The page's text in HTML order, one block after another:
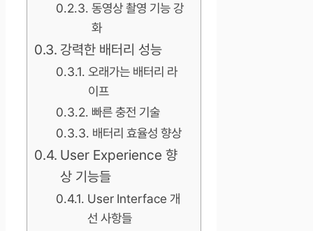
동영상 촬영 기능 강
화
강력한 배터리 성능
오래가는 배터리 라
이프
빠른 충전 기술
배터리 효율성 향상
User Experience 향
상 기능들
User Interface 개
선 사항들